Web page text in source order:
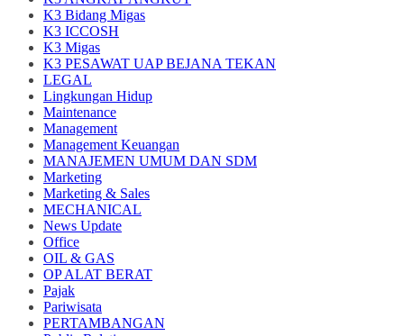
K3 Bidang Migas
K3 ICCOSH
K3 Migas
K3 PESAWAT UAP BEJANA TEKAN
LEGAL
Lingkungan Hidup
Maintenance
Management
Management Keuangan
MANAJEMEN UMUM DAN SDM
Marketing
Marketing & Sales
MECHANICAL
News Update
Office
OIL & GAS
OP ALAT BERAT
Pajak
Pariwisata
PERTAMBANGAN